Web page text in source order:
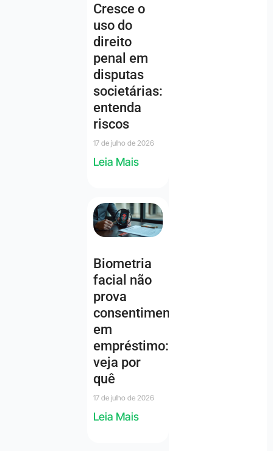
Cresce o
uso do
direito
penal em
disputas
societárias:
entenda
riscos
17 de julho de 2026
Leia Mais
Biometria
facial não
prova
consentimento
em
empréstimo:
veja por
quê
17 de julho de 2026
Leia Mais